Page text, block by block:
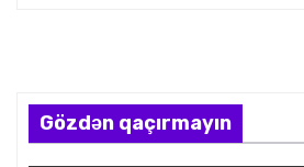
Gözdən qaçırmayın